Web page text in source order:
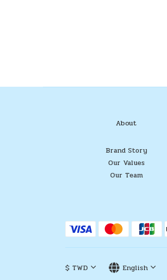
About
Brand Story
Our Values
Our Team
$ TWD English